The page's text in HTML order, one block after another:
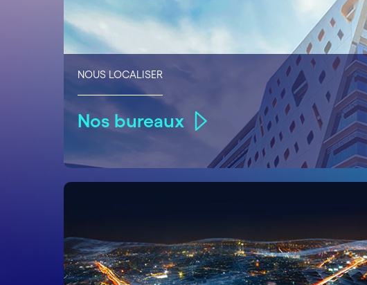
NOUS LOCALISER
Nos bureaux